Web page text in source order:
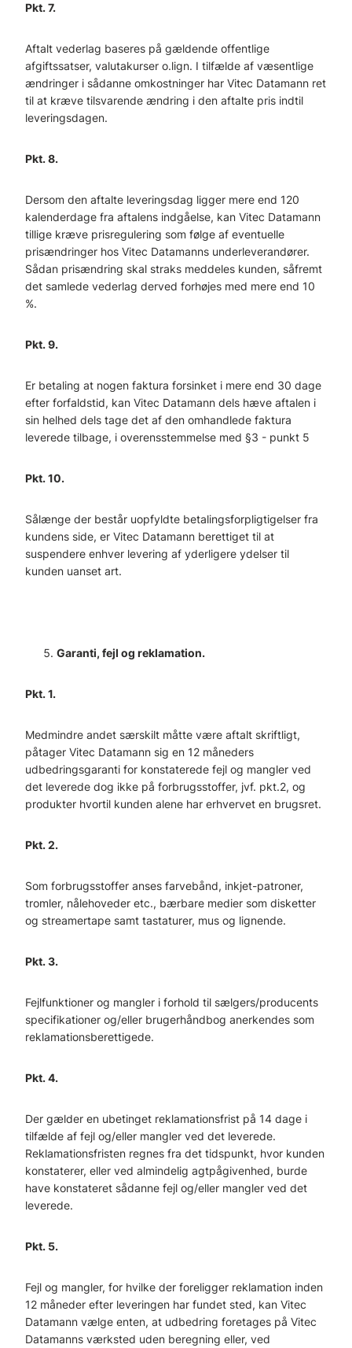
Pkt. 7.
Aftalt vederlag baseres på gældende offentlige
afgiftssatser, valutakurser o.lign. I tilfælde af væsentlige
ændringer i sådanne omkostninger har Vitec Datamann ret
til at kræve tilsvarende ændring i den aftalte pris indtil
leveringsdagen.
Pkt. 8.
Dersom den aftalte leveringsdag ligger mere end 120
kalenderdage fra aftalens indgåelse, kan Vitec Datamann
tillige kræve prisregulering som følge af eventuelle
prisændringer hos Vitec Datamanns underleverandører.
Sådan prisændring skal straks meddeles kunden, såfremt
det samlede vederlag derved forhøjes med mere end 10
%.
Pkt. 9.
Er betaling at nogen faktura forsinket i mere end 30 dage
efter forfaldstid, kan Vitec Datamann dels hæve aftalen i
sin helhed dels tage det af den omhandlede faktura
leverede tilbage, i overensstemmelse med §3 - punkt 5
Pkt. 10.
Sålænge der består uopfyldte betalingsforpligtigelser fra
kundens side, er Vitec Datamann berettiget til at
suspendere enhver levering af yderligere ydelser til
kunden uanset art.
Garanti, fejl og reklamation.
Pkt. 1.
Medmindre andet særskilt måtte være aftalt skriftligt,
påtager Vitec Datamann sig en 12 måneders
udbedringsgaranti for konstaterede fejl og mangler ved
det leverede dog ikke på forbrugsstoffer, jvf. pkt.2, og
produkter hvortil kunden alene har erhvervet en brugsret.
Pkt. 2.
Som forbrugsstoffer anses farvebånd, inkjet-patroner,
tromler, nålehoveder etc., bærbare medier som disketter
og streamertape samt tastaturer, mus og lignende.
Pkt. 3.
Fejlfunktioner og mangler i forhold til sælgers/producents
specifikationer og/eller brugerhåndbog anerkendes som
reklamationsberettigede.
Pkt. 4.
Der gælder en ubetinget reklamationsfrist på 14 dage i
tilfælde af fejl og/eller mangler ved det leverede.
Reklamationsfristen regnes fra det tidspunkt, hvor kunden
konstaterer, eller ved almindelig agtpågivenhed, burde
have konstateret sådanne fejl og/eller mangler ved det
leverede.
Pkt. 5.
Fejl og mangler, for hvilke der foreligger reklamation inden
12 måneder efter leveringen har fundet sted, kan Vitec
Datamann vælge enten, at udbedring foretages på Vitec
Datamanns værksted uden beregning eller, ved